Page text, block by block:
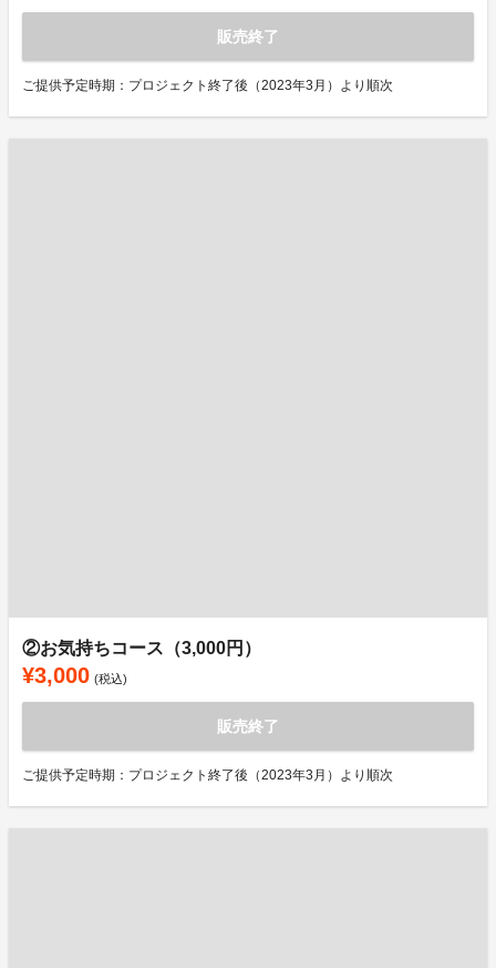
販売終了
ご提供予定時期：プロジェクト終了後（2023年3月）より順次
②お気持ちコース（3,000円）
¥3,000 (税込)
販売終了
ご提供予定時期：プロジェクト終了後（2023年3月）より順次